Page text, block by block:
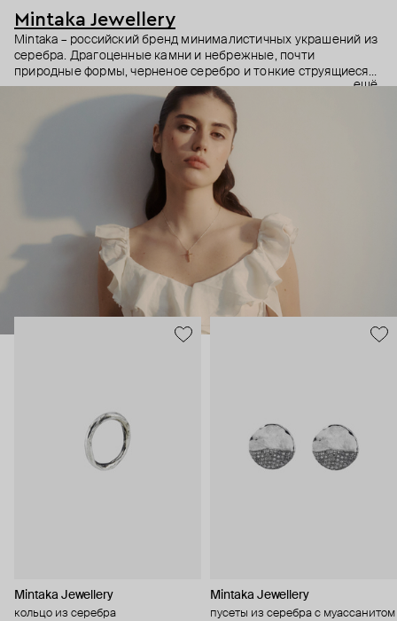
Mintaka Jewellery
Mintaka – российский бренд минималистичных украшений из
серебра. Драгоценные камни и небрежные, почти
природные формы, черненое серебро и тонкие струящиеся
цепи – в этих украшениях дизайнеры соединили силу и
нежность, авангардные детали и классический дизайн.
Какую часть вашего характера они подчеркнут? Выбор за
ещё
Mintaka Jewellery
кольцо из серебра
Mintaka Jewellery
пусеты из серебра с муассанитом